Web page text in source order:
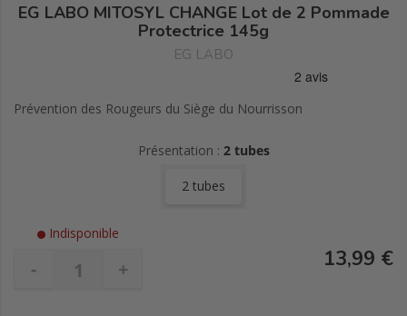
EG LABO MITOSYL CHANGE Lot de 2 Pommade
Protectrice 145g
EG LABO
Prévention des Rougeurs du Siège du Nourrisson
Présentation : 2 tubes
2 tubes
Indisponible
- + 13,99 €